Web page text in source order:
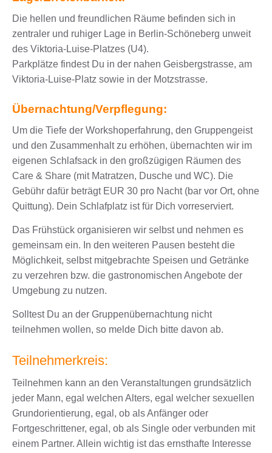
Die hellen und freundlichen Räume befinden sich in
zentraler und ruhiger Lage in Berlin-Schöneberg unweit
des Viktoria-Luise-Platzes (U4).
Parkplätze findest Du in der nahen Geisbergstrasse, am
Viktoria-Luise-Platz sowie in der Motzstrasse.
Übernachtung/Verpflegung:
Um die Tiefe der Workshoperfahrung, den Gruppengeist
und den Zusammenhalt zu erhöhen, übernachten wir im
eigenen Schlafsack in den großzügigen Räumen des
Care & Share (mit Matratzen, Dusche und WC). Die
Gebühr dafür beträgt EUR 30 pro Nacht (bar vor Ort, ohne
Quittung). Dein Schlafplatz ist für Dich vorreserviert.
Das Frühstück organisieren wir selbst und nehmen es
gemeinsam ein. In den weiteren Pausen besteht die
Möglichkeit, selbst mitgebrachte Speisen und Getränke
zu verzehren bzw. die gastronomischen Angebote der
Umgebung zu nutzen.
Solltest Du an der Gruppenübernachtung nicht
teilnehmen wollen, so melde Dich bitte davon ab.
Teilnehmerkreis:
Teilnehmen kann an den Veranstaltungen grundsätzlich
jeder Mann, egal welchen Alters, egal welcher sexuellen
Grundorientierung, egal, ob als Anfänger oder
Fortgeschrittener, egal, ob als Single oder verbunden mit
einem Partner. Allein wichtig ist das ernsthafte Interesse